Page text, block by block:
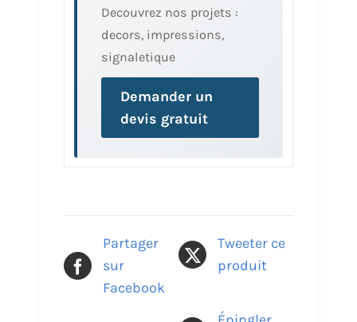
Decouvrez nos projets :
decors, impressions,
signaletique
Demander un
devis gratuit
Partager
sur
Facebook
Tweeter ce
produit